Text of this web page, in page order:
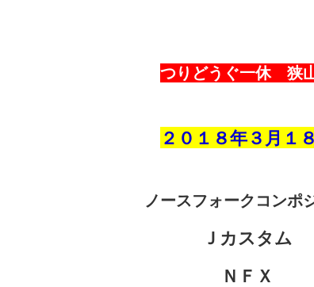
つりどうぐ一休 狭
２０１８年３ 月１
ノースフォークコンポ
Ｊカスタム
ＮＦＸ